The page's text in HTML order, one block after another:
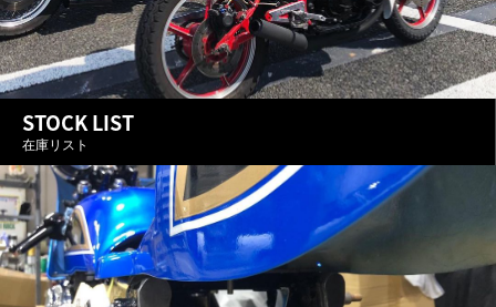
STOCK LIST
在庫リスト